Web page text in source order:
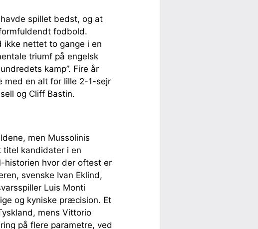
spillet bedst, og at
fodbold.
ikke nettet to gange i en
triumf på engelsk
kamp”. Fire år
med en alt for lille 2-1-sejr
og Cliff Bastin.
men Mussolinis
titel kandidater i en
historien hvor der oftest er
svenske Ivan Eklind,
Luis Monti
og kyniske præcision. Et
mens Vittorio
på flere parametre, ved